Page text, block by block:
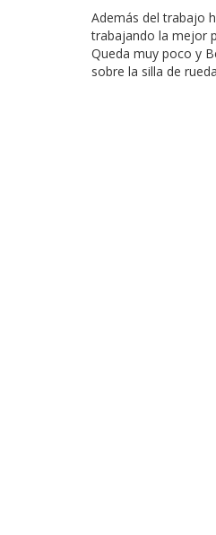
Además del trabajo
trabajando la mejor
Queda muy poco y
sobre la silla de